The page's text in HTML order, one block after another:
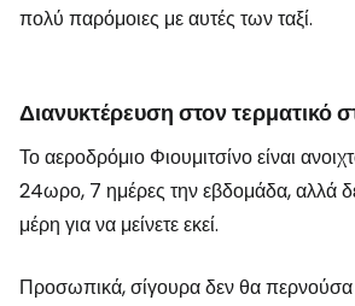
πολύ παρόμοιες με αυτές των ταξί.
Διανυκτέρευση στον τερματικό
Το αεροδρόμιο Φιουμιτσίνο είναι
24ωρο, 7 ημέρες την εβδομάδα, αλλά
μέρη για να μείνετε εκεί.
Προσωπικά, σίγουρα δεν θα περνούσα